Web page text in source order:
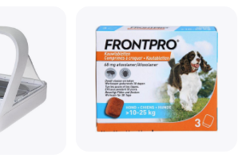
um mehr über die Erfahrungen anderer zu
Entscheidung zu treffen. Beginne
finde die besten Produkte für dein
haustiere »